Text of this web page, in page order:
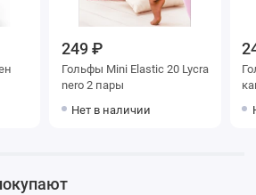
249 ₽
Гольфы Mini Elastic 20 Lycra
nero 2 пары
Нет в наличии